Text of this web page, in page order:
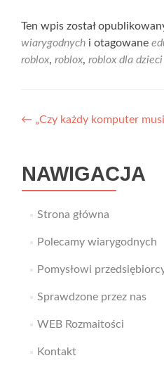
Ten wpis został
wiarygodnych i otagowane
roblox, roblox, roblox dla dzieci
Nawigacja
← „Czy każdy komputer
NAWIGACJA
Strona główna
Polecamy wiarygodnych
Pomysłowi
Sprawdzone przez nas
WEB Rozmaitości
Kontakt